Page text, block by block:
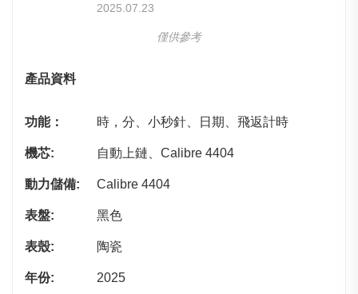
2025.07.23
僅供參考
產品資料
功能： 時，分、小秒針、日期、飛返計時
機芯: 自動上鏈、Calibre 4404
動力儲備: Calibre 4404
表盤: 黑色
表殼: 陶瓷
年份: 2025